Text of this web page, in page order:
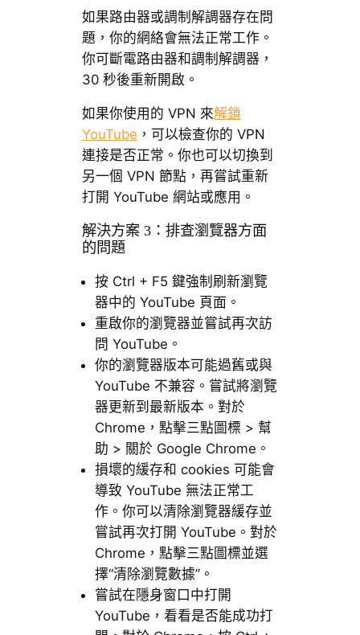
如果路由器或調制解調器存在問
題，你的網絡會無法正常工作。
你可斷電路由器和調制解調器，
30 秒後重新開啟。
如果你使用的 VPN 來解鎖
YouTube ，可以檢查你的 VPN
連接是否正常。你也可以切換到
另一個 VPN 節點，再嘗試重新
打開 YouTube 網站或應用。
解決方案 3：排查瀏覽器方面
的問題
按 Ctrl + F5 鍵強制刷新瀏覽
器中的 YouTube 頁面。
重啟你的瀏覽器並嘗試再次訪
問 YouTube。
你的瀏覽器版本可能過舊或與
YouTube 不兼容。嘗試將瀏覽
器更新到最新版本。對於
Chrome，點擊三點圖標 > 幫
助 > 關於 Google Chrome。
損壞的緩存和 cookies 可能會
導致 YouTube 無法正常工
作。你可以清除瀏覽器緩存並
嘗試再次打開 YouTube。對於
Chrome，點擊三點圖標並選
擇“清除瀏覽數據”。
嘗試在隱身窗口中打開
YouTube，看看是否能成功打